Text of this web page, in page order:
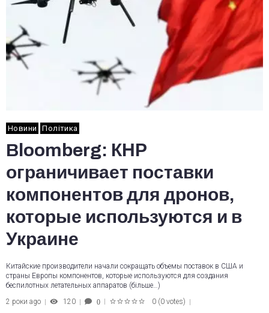
Новини Політика
Bloomberg: КНР
ограничивает поставки
компонентов для дронов,
которые используются и в
Украине
Китайские производители начали сокращать объемы поставок в США и
страны Европы компонентов, которые используются для создания
беспилотных летательных аппаратов (більше…)
2 роки ago
120 0 0 (0 votes)